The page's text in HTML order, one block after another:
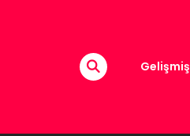
Gelişmiş